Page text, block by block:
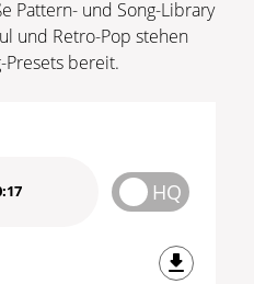
Pattern- und Song-Library
und Retro-Pop stehen
Presets bereit.
HQ